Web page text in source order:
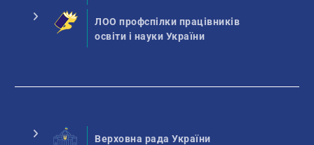
ЛОО профспілки працівників
освіти і науки України
Верховна рада України